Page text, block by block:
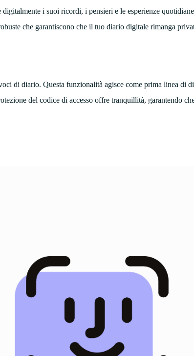
i suoi ricordi, i pensieri e le esperienze
che garantiscono che il tuo diario digitale rimanga
di diario. Questa funzionalità agisce come prima linea di
del codice di accesso offre tranquillità, garantendo